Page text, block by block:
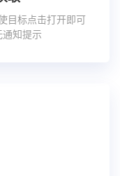
目标点击打开即可
知提示